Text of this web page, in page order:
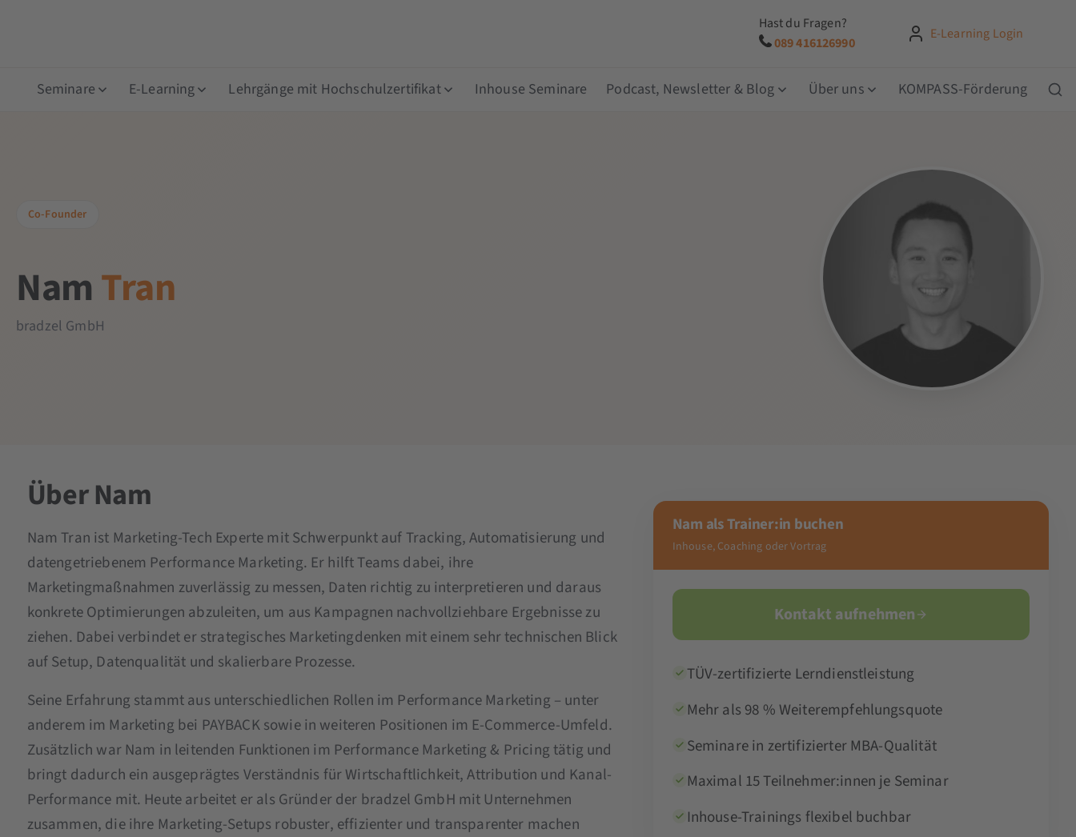
Hast du Fragen?
089 416126990
E-Learning Login
Seminare E-Learning Lehrgänge mit Hochschulzertifikat Inhouse Seminare Podcast, Newsletter & Blog Über uns KOMPASS-Förderung
Co-Founder
NamTran
bradzel GmbH
Über Nam
Nam Tran ist Marketing-Tech Experte mit Schwerpunkt auf Tracking, Automatisierung und
datengetriebenem Performance Marketing. Er hilft Teams dabei, ihre
Marketingmaßnahmen zuverlässig zu messen, Daten richtig zu interpretieren und daraus
konkrete Optimierungen abzuleiten, um aus Kampagnen nachvollziehbare Ergebnisse zu
ziehen. Dabei verbindet er strategisches Marketingdenken mit einem sehr technischen Blick
auf Setup, Datenqualität und skalierbare Prozesse.
Seine Erfahrung stammt aus unterschiedlichen Rollen im Performance Marketing – unter
anderem im Marketing bei PAYBACK sowie in weiteren Positionen im E-Commerce-Umfeld.
Zusätzlich war Nam in leitenden Funktionen im Performance Marketing & Pricing tätig und
bringt dadurch ein ausgeprägtes Verständnis für Wirtschaftlichkeit, Attribution und Kanal-
Performance mit. Heute arbeitet er als Gründer der bradzel GmbH mit Unternehmen
zusammen, die ihre Marketing-Setups robuster, effizienter und transparenter machen
Nam als Trainer:in buchen
Inhouse, Coaching oder Vortrag
Kontakt aufnehmen
TÜV-zertifizierte Lerndienstleistung
Mehr als 98 % Weiterempfehlungsquote
Seminare in zertifizierter MBA-Qualität
Maximal 15 Teilnehmer:innen je Seminar
Inhouse-Trainings flexibel buchbar